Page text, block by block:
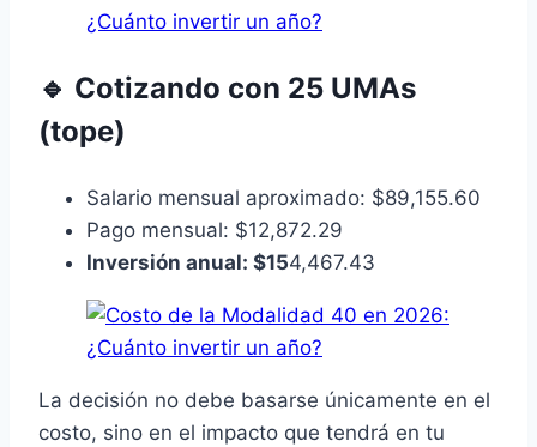
🔹 Cotizando con 25 UMAs
(tope)
Salario mensual aproximado: $89,155.60
Pago mensual: $12,872.29
Inversión anual: $154,467.43
La decisión no debe basarse únicamente en el
costo, sino en el impacto que tendrá en tu